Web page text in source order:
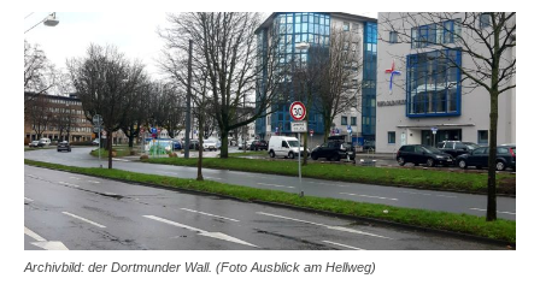
Archivbild: der Dortmunder Wall. (Foto Ausblick am Hellweg)